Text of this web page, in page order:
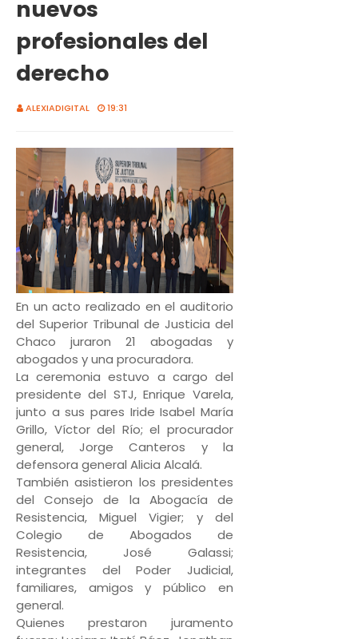
nuevos
profesionales del
derecho
ALEXIADIGITAL 19:31
En un acto realizado en el auditorio
del Superior Tribunal de Justicia del
Chaco juraron 21 abogadas y
abogados y una procuradora.
La ceremonia estuvo a cargo del
presidente del STJ, Enrique Varela,
junto a sus pares Iride Isabel María
Grillo, Víctor del Río; el procurador
general, Jorge Canteros y la
defensora general Alicia Alcalá.
También asistieron los presidentes
del Consejo de la Abogacía de
Resistencia, Miguel Vigier; y del
Colegio de Abogados de
Resistencia, José Galassi;
integrantes del Poder Judicial,
familiares, amigos y público en
general.
Quienes prestaron juramento